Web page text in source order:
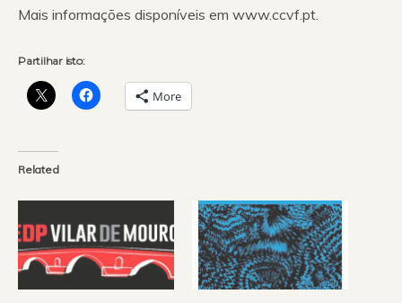
Mais informações disponíveis em www.ccvf.pt.
Partilhar isto:
More
Related